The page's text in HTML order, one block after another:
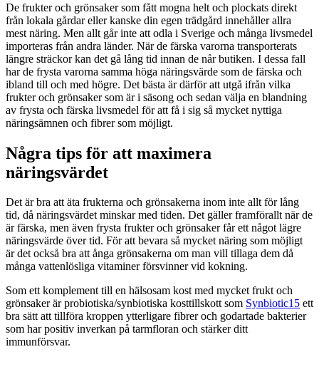
De frukter och grönsaker som fått mogna helt och plockats direkt
från lokala gårdar eller kanske din egen trädgård innehåller allra
mest näring. Men allt går inte att odla i Sverige och många livsmedel
importeras från andra länder. När de färska varorna transporterats
längre sträckor kan det gå lång tid innan de når butiken. I dessa fall
har de frysta varorna samma höga näringsvärde som de färska och
ibland till och med högre. Det bästa är därför att utgå ifrån vilka
frukter och grönsaker som är i säsong och sedan välja en blandning
av frysta och färska livsmedel för att få i sig så mycket nyttiga
näringsämnen och fibrer som möjligt.
Några tips för att maximera
näringsvärdet
Det är bra att äta frukterna och grönsakerna inom inte allt för lång
tid, då näringsvärdet minskar med tiden. Det gäller framförallt när de
är färska, men även frysta frukter och grönsaker får ett något lägre
näringsvärde över tid. För att bevara så mycket näring som möjligt
är det också bra att ånga grönsakerna om man vill tillaga dem då
många vattenlösliga vitaminer försvinner vid kokning.
Som ett komplement till en hälsosam kost med mycket frukt och
grönsaker är probiotiska/synbiotiska kosttillskott som Synbiotic15 ett
bra sätt att tillföra kroppen ytterligare fibrer och godartade bakterier
som har positiv inverkan på tarmfloran och stärker ditt
immunförsvar.